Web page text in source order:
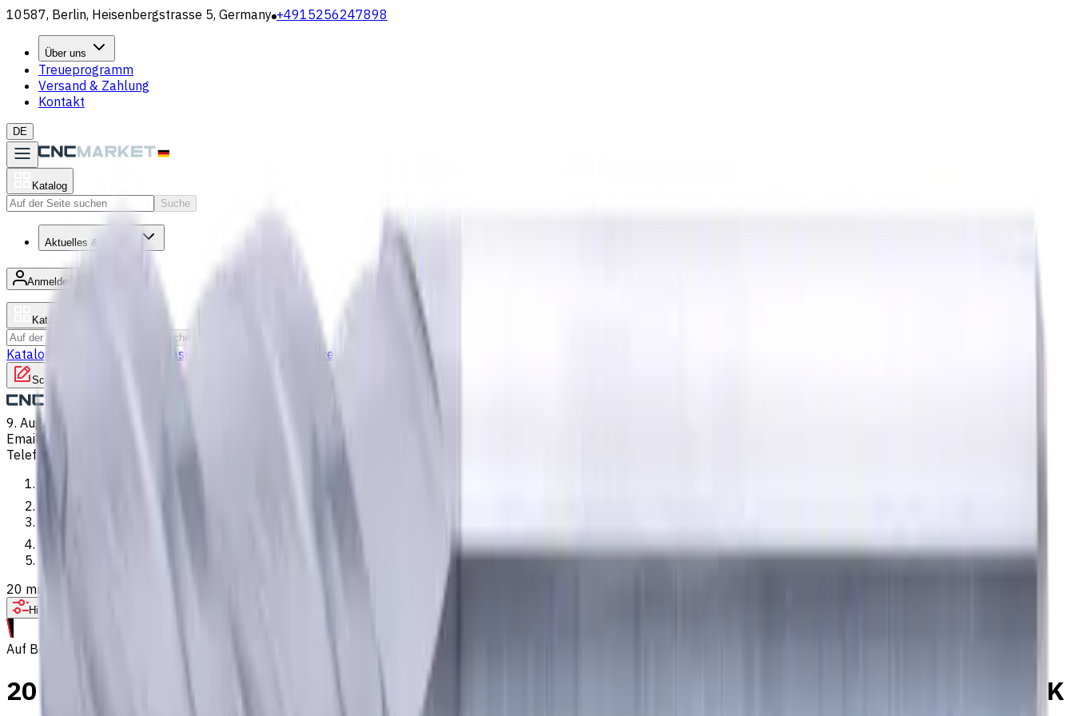
10587, Berlin, Heisenbergstrasse 5, Germany +4915256247898
Über uns
Treueprogramm
Versand & Zahlung
Kontakt
DE
Katalog
Suche
Aktuelles & Wissen
Anmelden
Katalog
Suche
Katalog VHM Schaftfräsern Drehmaschine Werkzeughalter Wendeschneidplatten Drehen
Schreiben Sie uns
9. Aug. 2026, 12:32
Email :kontakt@CNCmarket.de
Telefon
20 mm VHM Schaftfräser, Weldon Schaft, 4 Schneiden, Flach, Standardlänge, Für P, M, K Materialien, AlCrN beschichtet
Hilfe bei der Werkzeugauswahl
Auf Bestellung
20 mm VHM Schaftfräser, Weldon Schaft, 4 Schneiden, Flach, Standardlänge, Für P, M, K